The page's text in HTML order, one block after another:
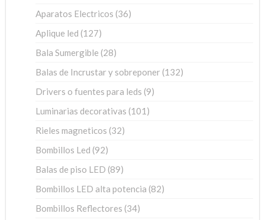
Aparatos Electricos 3636
Aplique led 127127
Bala Sumergible 2828
Balas de Incrustar y sobreponer 132132
Drivers o fuentes para leds 99
Luminarias decorativas 101 101
Rieles magneticos 3232
Bombillos Led 9292
Balas de piso LED 8989
Bombillos LED alta potencia 8282
Bombillos Reflectores 3434